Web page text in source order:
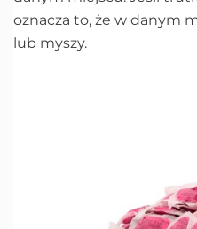
oznacza to, że w danym
lub myszy.